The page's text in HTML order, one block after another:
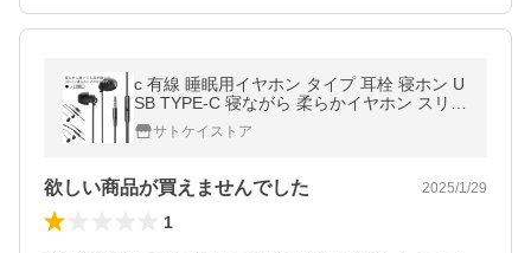
c 有線 睡眠用イヤホン タイプ 耳栓 寝ホン U
SB TYPE-C 寝ながら 柔らかイヤホン スリー
プホン イヤホン 3.5mm 快適 柔軟性高
サトケイストア
欲しい商品が買えませんでした 2025/1/29
1